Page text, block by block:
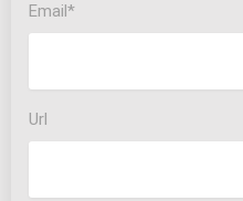
Email*
Url